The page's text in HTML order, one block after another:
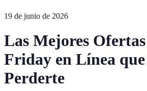
19 de junio de 2026
Las Mejores
Friday en Línea que
Perderte